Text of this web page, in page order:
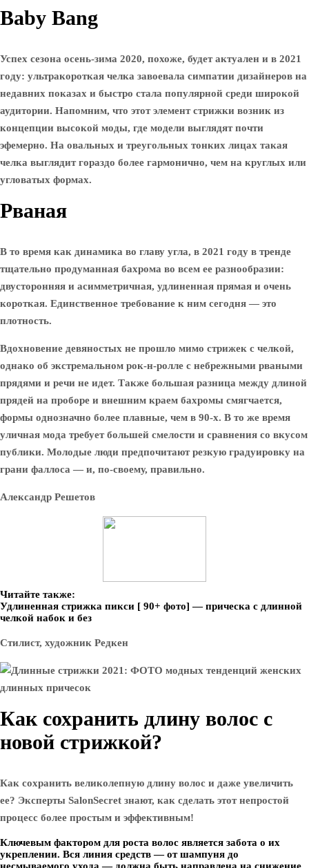
Baby Bang
Успех сезона осень-зима 2020, похоже, будет актуален и в 2021
году: ультракороткая челка завоевала симпатии дизайнеров на
недавних показах и быстро стала популярной среди широкой
аудитории. Напомним, что этот элемент стрижки возник из
концепции высокой моды, где модели выглядят почти
эфемерно. На овальных и треугольных тонких лицах такая
челка выглядит гораздо более гармонично, чем на круглых или
угловатых формах.
Рваная
В то время как динамика во главу угла, в 2021 году в тренде
тщательно продуманная бахрома во всем ее разнообразии:
двусторонняя и асимметричная, удлиненная прямая и очень
короткая. Единственное требование к ним сегодня — это
плотность.
Вдохновение девяностых не прошло мимо стрижек с челкой,
однако об экстремальном рок-н-ролле с небрежными рваными
прядями и речи не идет. Также большая разница между длиной
прядей на проборе и внешним краем бахромы смягчается,
формы однозначно более плавные, чем в 90-х. В то же время
уличная мода требует большей смелости и сравнения со вкусом
публики. Молодые люди предпочитают резкую градуировку на
грани фаллоса — и, по-своему, правильно.
Александр Решетов
Читайте также:
Удлиненная стрижка пикси [ 90+ фото] — прическа с длинной
челкой набок и без
Стилист, художник Редкен
Как сохранить длину волос с
новой стрижкой?
Как сохранить великолепную длину волос и даже увеличить
ее? Эксперты SalonSecret знают, как сделать этот непростой
процесс более простым и эффективным!
Ключевым фактором для роста волос является забота о их
укреплении. Вся линия средств — от шампуня до